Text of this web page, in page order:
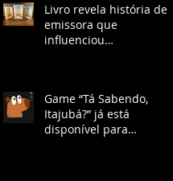
Livro revela história de
emissora que
influenciou
Game “Tá Sabendo,
Itajubá?” já está
disponível para